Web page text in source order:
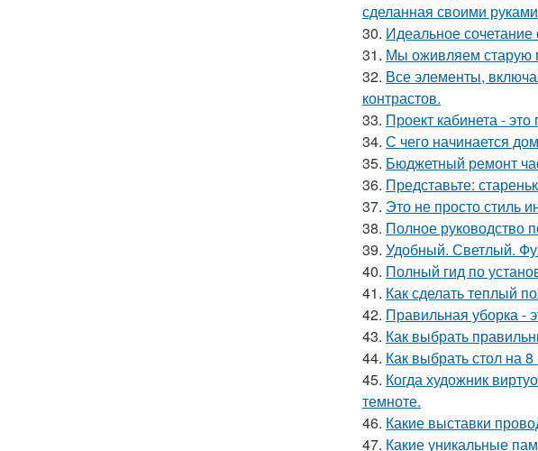
сделанная своими
30. Идеальное
31. Мы оживляем старую
32. Все элементы,
контрастов.
33. Проект кабинета -
34. С чего начинается
35. Бюджетный ремонт
36. Представьте:
37. Это не просто стиль
38. Полное руководство
39. Удобный. Светлый.
40. Полный гид по
41. Как сделать теплый
42. Правильная уборка -
43. Как выбрать
44. Как выбрать стол на
45. Когда художник
темноте.
46. Какие выставки
47. Какие уникальные